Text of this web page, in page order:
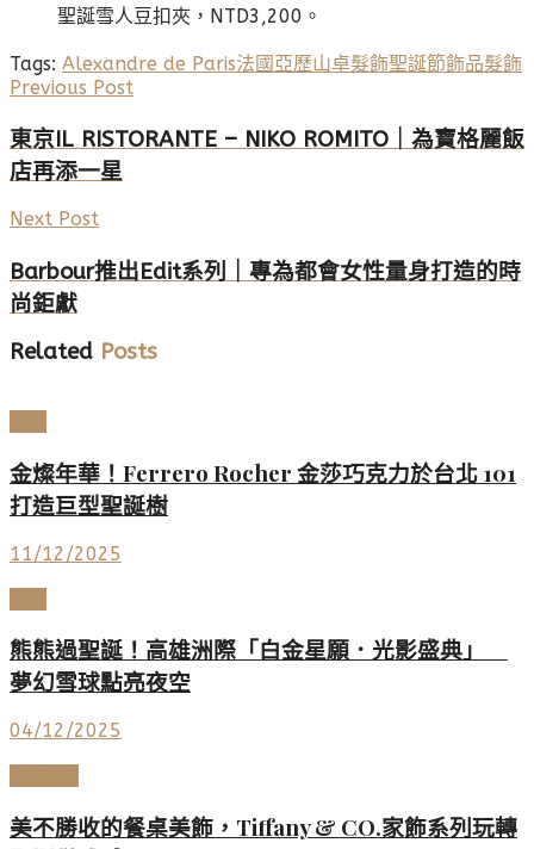
聖誕雪人豆扣夾，NTD3,200。
Tags: Alexandre de Paris法國亞歷山卓髮飾聖誕節飾品髮飾
Previous Post
東京IL RISTORANTE – NIKO ROMITO｜為寶格麗飯
店再添一星
Next Post
Barbour推出Edit系列｜專為都會女性量身打造的時
尚鉅獻
Related Posts
金燦年華！Ferrero Rocher 金莎巧克力於台北 101
打造巨型聖誕樹
11/12/2025
熊熊過聖誕！高雄洲際「白金星願．光影盛典」
夢幻雪球點亮夜空
04/12/2025
美不勝收的餐桌美飾，Tiffany & CO.家飾系列玩轉